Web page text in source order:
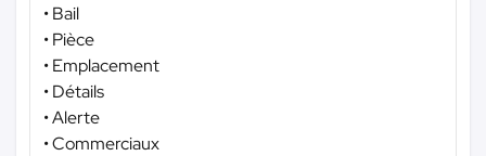
• Bail
• Pièce
• Emplacement
• Détails
• Alerte
• Commerciaux